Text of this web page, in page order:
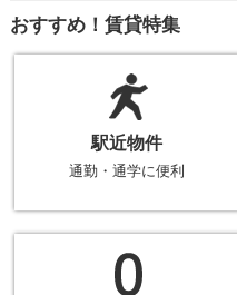
おすすめ！賃貸特集
駅近物件
通勤・通学に便利